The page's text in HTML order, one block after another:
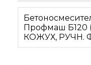
Профмаш Б120
КОЖУХ, РУЧН.